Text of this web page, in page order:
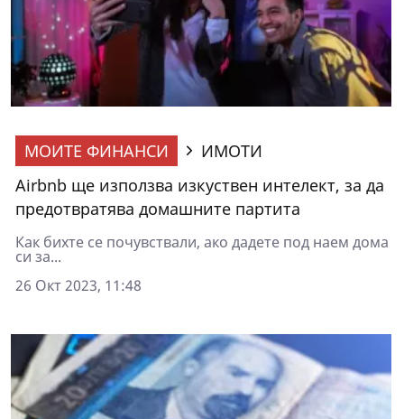
МОИТЕ ФИНАНСИ
ИМОТИ
Airbnb ще използва изкуствен интелект, за да
предотвратява домашните партита
Как бихте се почувствали, ако дадете под наем дома
си за...
26 Окт 2023, 11:48